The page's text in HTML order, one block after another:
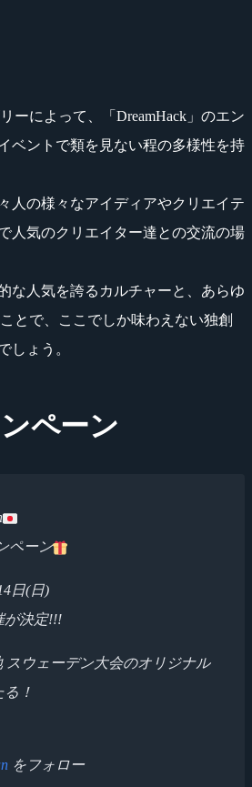
ーによって、「DreamHack」のエン
ベントで類を見ない程の多様性を持
人の様々なアイディアやクリエイテ
人気のクリエイター達との交流の場
な人気を誇るカルチャーと、あらゆ
とで、ここでしか味わえない独創
しょう。
ペーン
ペーン
日(日)
が決定!!!
スウェーデン大会のオリジナル
！
をフォロー